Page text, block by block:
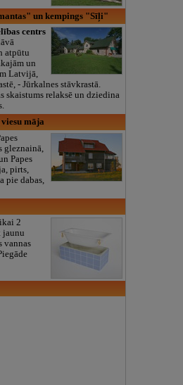
un kempings "Sīļi"
centrs
atpūtu
un
Latvijā,
- Jūrkalnes stāvkrastā.
skaistums relaksē un dziedina
viesu māja
gleznainā,
Papes
pirts,
pie dabas,
2
jaunu
vannas